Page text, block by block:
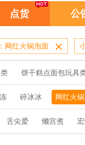
点货 公
网红火锅泡面 
饼干糕点面包玩具
碎冰冰 网红火
舌尖爱 懒宫煮